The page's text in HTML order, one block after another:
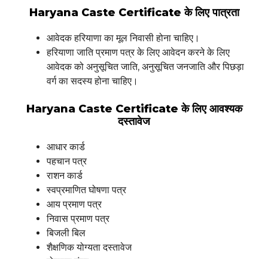
Haryana Caste Certificate के लिए पात्रता
आवेदक हरियाणा का मूल निवासी होना चाहिए।
हरियाणा जाति प्रमाण पत्र के लिए आवेदन करने के लिए
आवेदक को अनुसूचित जाति, अनुसूचित जनजाति और पिछड़ा
वर्ग का सदस्य होना चाहिए।
Haryana Caste Certificate के लिए आवश्यक
दस्तावेज
आधार कार्ड
पहचान पत्र
राशन कार्ड
स्वप्रमाणित घोषणा पत्र
आय प्रमाण पत्र
निवास प्रमाण पत्र
बिजली बिल
शैक्षणिक योग्यता दस्तावेज